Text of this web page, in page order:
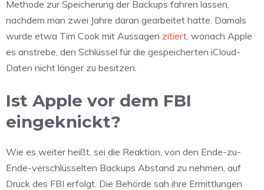
Methode zur Speicherung der Backups fahren lassen,
nachdem man zwei Jahre daran gearbeitet hatte. Damals
wurde etwa Tim Cook mit Aussagen zitiert, wonach Apple
es anstrebe, den Schlüssel für die gespeicherten iCloud-
Daten nicht länger zu besitzen.
Ist Apple vor dem FBI
eingeknickt?
Wie es weiter heißt, sei die Reaktion, von den Ende-zu-
Ende-verschlüsselten Backups Abstand zu nehmen, auf
Druck des FBI erfolgt. Die Behörde sah ihre Ermittlungen